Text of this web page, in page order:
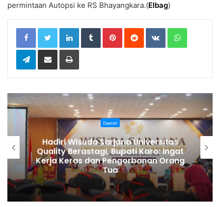
permintaan Autopsi ke RS Bhayangkara.(Elbag)
LinkedIn Tumblr Pinterest Reddit VKontakte
Telegram Print
Daerah
Hari Anak Nasional ke-42, Pemkab
Deli Serdang Perkuat Perlindungan
Anak